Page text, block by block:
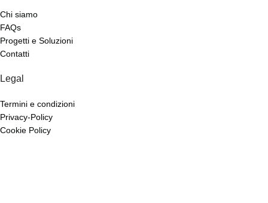
Chi siamo
FAQs
Progetti e Soluzioni
Contatti
Legal
Termini e condizioni
Privacy-Policy
Cookie Policy